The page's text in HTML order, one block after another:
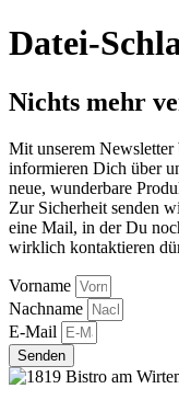
Datei-
Nichts mehr
Mit unserem
informieren Dich über
neue, wunderbare
Zur Sicherheit senden
eine Mail, in der Du
wirklich kontaktieren
Vorname
Nachname
E-Mail
Senden